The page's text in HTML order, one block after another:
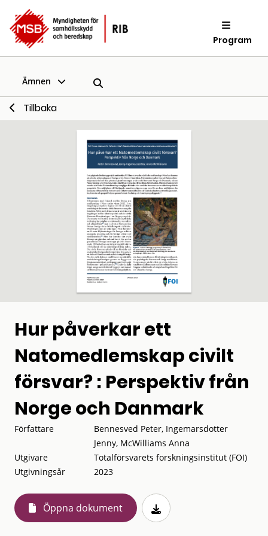
Program
Ämnen
Tillbaka
Hur påverkar ett
Natomedlemskap civilt
försvar? : Perspektiv från
Norge och Danmark
Författare
Bennesved Peter, Ingemarsdotter
Jenny, McWilliams Anna
Utgivare
Totalförsvarets forskningsinstitut (FOI)
Utgivningsår
2023
Öppna dokument